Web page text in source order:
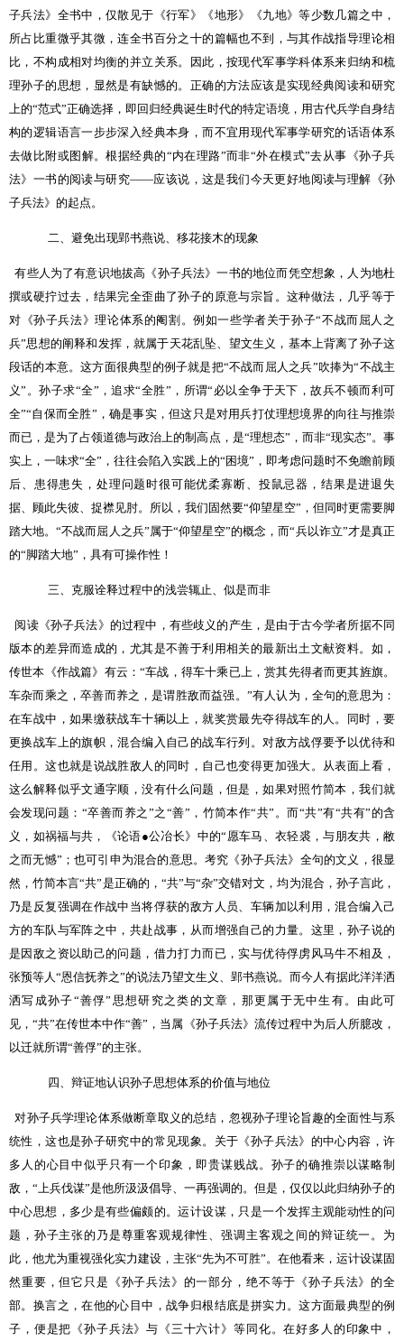
子兵法》全书中，仅散见于《行军》《地形》《九地》等少数几篇之中，
所占比重微乎其微，连全书百分之十的篇幅也不到，与其作战指导理论相
比，不构成相对均衡的并立关系。因此，按现代军事学科体系来归纳和梳
理孙子的思想，显然是有缺憾的。正确的方法应该是实现经典阅读和研究
上的“范式”正确选择，即回归经典诞生时代的特定语境，用古代兵学自身结
构的逻辑语言一步步深入经典本身，而不宜用现代军事学研究的话语体系
去做比附或图解。根据经典的“内在理路”而非“外在模式”去从事《孙子兵
法》一书的阅读与研究——应该说，这是我们今天更好地阅读与理解《孙
子兵法》的起点。
二、避免出现郢书燕说、移花接木的现象
有些人为了有意识地拔高《孙子兵法》一书的地位而凭空想象，人为地杜
撰或硬拧过去，结果完全歪曲了孙子的原意与宗旨。这种做法，几乎等于
对《孙子兵法》理论体系的阉割。例如一些学者关于孙子“不战而屈人之
兵”思想的阐释和发挥，就属于天花乱坠、望文生义，基本上背离了孙子这
段话的本意。这方面很典型的例子就是把“不战而屈人之兵”吹捧为“不战主
义”。孙子求“全”，追求“全胜”，所谓“必以全争于天下，故兵不顿而利可
全”“自保而全胜”，确是事实，但这只是对用兵打仗理想境界的向往与推崇
而已，是为了占领道德与政治上的制高点，是“理想态”，而非“现实态”。事
实上，一味求“全”，往往会陷入实践上的“困境”，即考虑问题时不免瞻前顾
后、患得患失，处理问题时很可能优柔寡断、投鼠忌器，结果是进退失
据、顾此失彼、捉襟见肘。所以，我们固然要“仰望星空”，但同时更需要脚
踏大地。“不战而屈人之兵”属于“仰望星空”的概念，而“兵以诈立”才是真正
的“脚踏大地”，具有可操作性！
三、克服诠释过程中的浅尝辄止、似是而非
阅读《孙子兵法》的过程中，有些歧义的产生，是由于古今学者所据不同
版本的差异而造成的，尤其是不善于利用相关的最新出土文献资料。如，
传世本《作战篇》有云：“车战，得车十乘已上，赏其先得者而更其旌旗。
车杂而乘之，卒善而养之，是谓胜敌而益强。”有人认为，全句的意思为：
在车战中，如果缴获战车十辆以上，就奖赏最先夺得战车的人。同时，要
更换战车上的旗帜，混合编入自己的战车行列。对敌方战俘要予以优待和
任用。这也就是说战胜敌人的同时，自己也变得更加强大。从表面上看，
这么解释似乎文通字顺，没有什么问题，但是，如果对照竹简本，我们就
会发现问题：“卒善而养之”之“善”，竹简本作“共”。而“共”有“共有”的含
义，如祸福与共，《论语●公冶长》中的“愿车马、衣轻裘，与朋友共，敝
之而无憾”；也可引申为混合的意思。考究《孙子兵法》全句的文义，很显
然，竹简本言“共”是正确的，“共”与“杂”交错对文，均为混合，孙子言此，
乃是反复强调在作战中当将俘获的敌方人员、车辆加以利用，混合编入己
方的车队与军阵之中，共赴战事，从而增强自己的力量。这里，孙子说的
是因敌之资以助己的问题，借力打力而已，实与优待俘虏风马牛不相及，
张预等人“恩信抚养之”的说法乃望文生义、郢书燕说。而今人有据此洋洋洒
洒写成孙子“善俘”思想研究之类的文章，那更属于无中生有。由此可
见，“共”在传世本中作“善”，当属《孙子兵法》流传过程中为后人所臆改，
以迁就所谓“善俘”的主张。
四、辩证地认识孙子思想体系的价值与地位
对孙子兵学理论体系做断章取义的总结，忽视孙子理论旨趣的全面性与系
统性，这也是孙子研究中的常见现象。关于《孙子兵法》的中心内容，许
多人的心目中似乎只有一个印象，即贵谋贱战。孙子的确推崇以谋略制
敌，“上兵伐谋”是他所汲汲倡导、一再强调的。但是，仅仅以此归纳孙子的
中心思想，多少是有些偏颇的。运计设谋，只是一个发挥主观能动性的问
题，孙子主张的乃是尊重客观规律性、强调主客观之间的辩证统一。为
此，他尤为重视强化实力建设，主张“先为不可胜”。在他看来，运计设谋固
然重要，但它只是《孙子兵法》的一部分，绝不等于《孙子兵法》的全
部。换言之，在他的心目中，战争归根结底是拼实力。这方面最典型的例
子，便是把《孙子兵法》与《三十六计》等同化。在好多人的印象中，